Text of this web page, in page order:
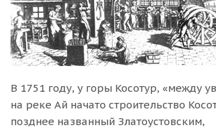
В 1751 году, у горы Косотур, «между
на реке Ай начато строительство
позднее названный Златоустовским,